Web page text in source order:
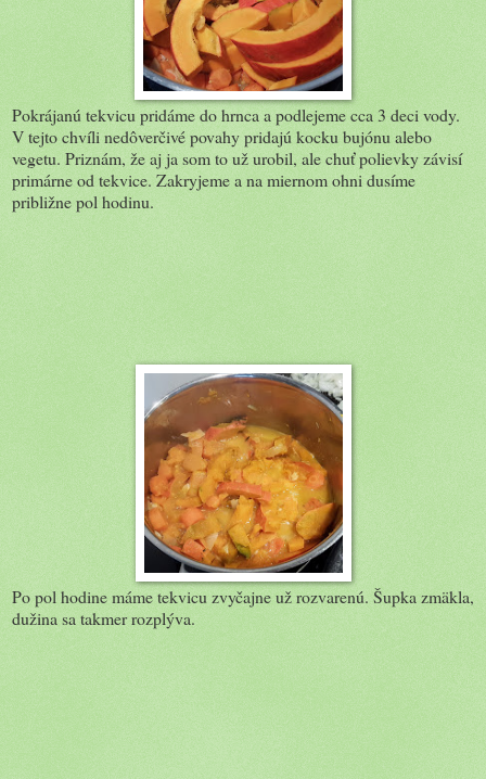
Pokrájanú tekvicu pridáme do hrnca a podlejeme cca 3 deci vody.
V tejto chvíli nedôverčivé povahy pridajú kocku bujónu alebo
vegetu. Priznám, že aj ja som to už urobil, ale chuť polievky závisí
primárne od tekvice. Zakryjeme a na miernom ohni dusíme
približne pol hodinu.
Po pol hodine máme tekvicu zvyčajne už rozvarenú. Šupka zmäkla,
dužina sa takmer rozplýva.